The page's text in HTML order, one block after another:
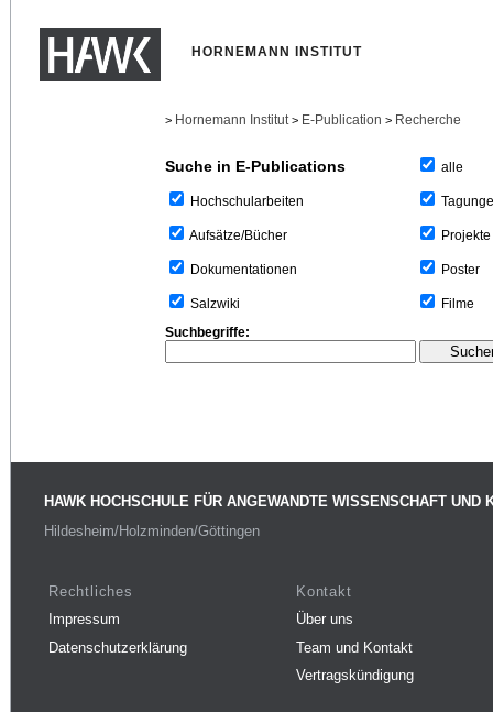
HORNEMANN INSTITUT
> Hornemann Institut > E-Publication > Recherche
Suche in E-Publications
Hochschularbeiten
Aufsätze/Bücher
Dokumentationen
Salzwiki
alle
Projekte
Poster
Filme
Suchbegriffe:
HAWK HOCHSCHULE FÜR ANGEWANDTE WISSENSCHAFT UND
Hildesheim/Holzminden/Göttingen
Rechtliches
Impressum
Datenschutzerklärung
Kontakt
Über uns
Team und Kontakt
Vertragskündigung